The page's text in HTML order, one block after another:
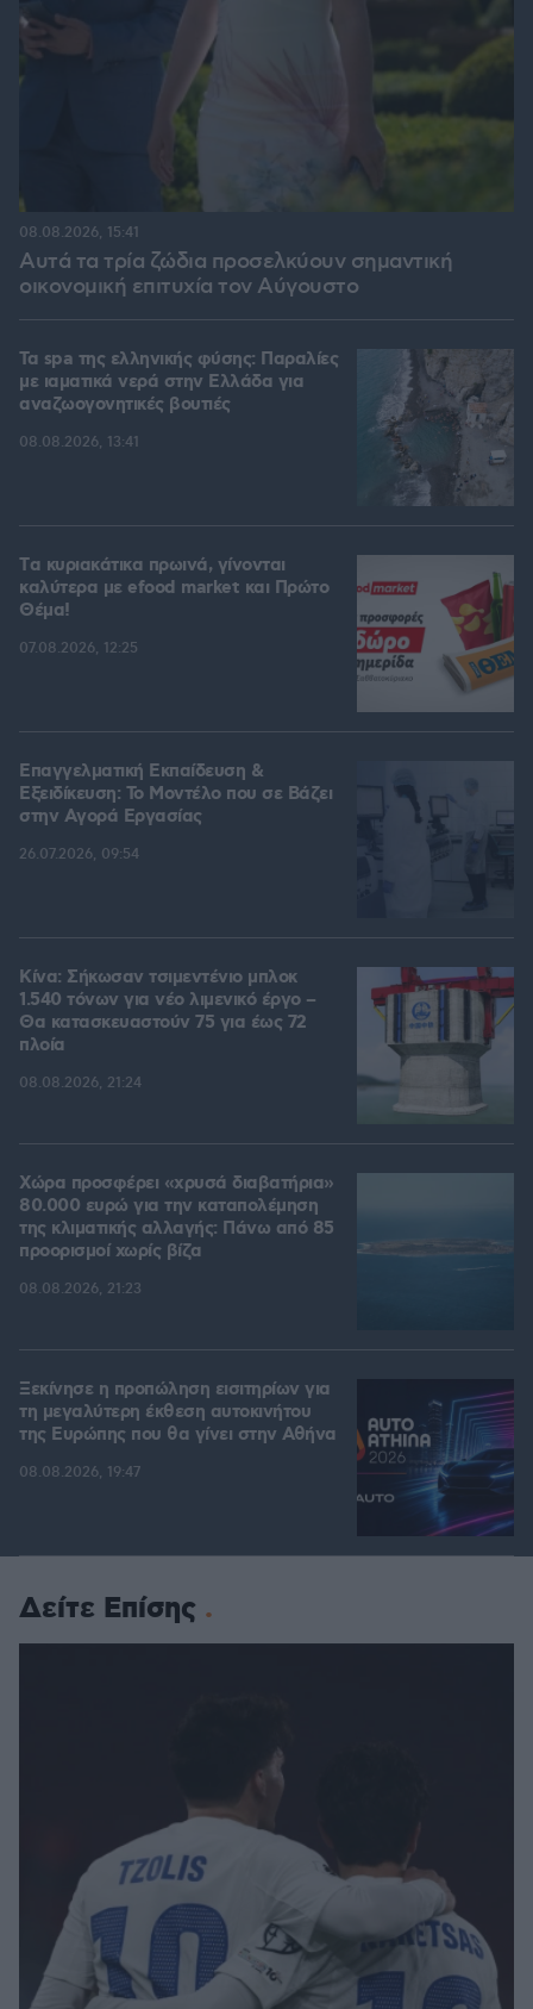
Αυτά τα τρία ζώδια προσελκύουν σημαντική
οικονομική επιτυχία τον Αύγουστο
08.08.2026, 15:41
Τα spa της ελληνικής φύσης: Παραλίες
με ιαματικά νερά στην Ελλάδα για
αναζωογονητικές βουτιές
08.08.2026, 13:41
Tα κυριακάτικα πρωινά, γίνονται
καλύτερα με efood market και Πρώτο
Θέμα!
07.08.2026, 12:25
Επαγγελματική Εκπαίδευση &
Εξειδίκευση: Το Mοντέλο που σε Bάζει
στην Aγορά Eργασίας
26.07.2026, 09:54
Κίνα: Σήκωσαν τσιμεντένιο μπλοκ
1.540 τόνων για νέο λιμενικό έργο –
Θα κατασκευαστούν 75 για έως 72
πλοία
08.08.2026, 21:24
Χώρα προσφέρει «χρυσά διαβατήρια»
80.000 ευρώ για την καταπολέμηση
της κλιματικής αλλαγής: Πάνω από 85
προορισμοί χωρίς βίζα
08.08.2026, 21:23
Ξεκίνησε η προπώληση εισιτηρίων για
τη μεγαλύτερη έκθεση αυτοκινήτου
της Ευρώπης που θα γίνει στην Αθήνα
08.08.2026, 19:47
Δείτε Επίσης